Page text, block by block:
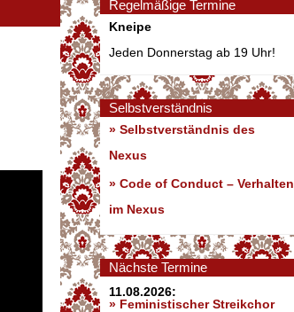
Regelmäßige Termine
Kneipe
Jeden Donnerstag ab 19 Uhr!
Selbstverständnis
» Selbstverständnis des
Nexus
» Code of Conduct – Verhalten
im Nexus
Nächste Termine
11.08.2026:
» Feministischer Streikchor